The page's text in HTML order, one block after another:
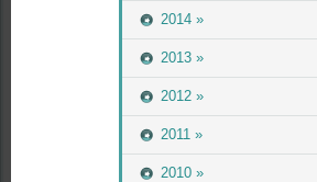
2014 »
2013 »
2012 »
2011 »
2010 »